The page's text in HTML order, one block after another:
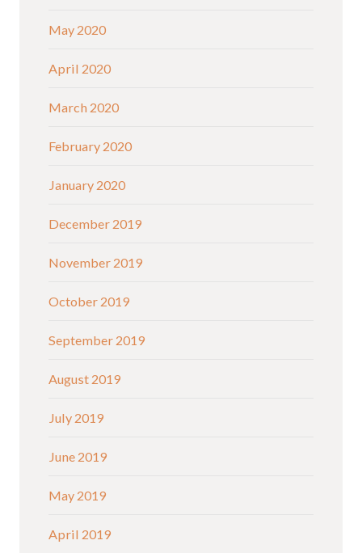
May 2020
April 2020
March 2020
February 2020
January 2020
December 2019
November 2019
October 2019
September 2019
August 2019
July 2019
June 2019
May 2019
April 2019